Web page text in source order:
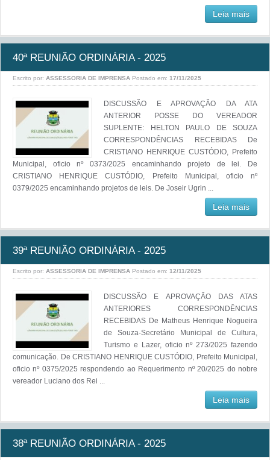
Leia mais
40ª REUNIÃO ORDINÁRIA - 2025
Escrito por: ASSESSORIA DE IMPRENSA Postado em: 17/11/2025
DISCUSSÃO E APROVAÇÃO DA ATA
ANTERIOR POSSE DO VEREADOR
SUPLENTE: HELTON PAULO DE SOUZA
CORRESPONDÊNCIAS RECEBIDAS De
CRISTIANO HENRIQUE CUSTÓDIO, Prefeito
Municipal, oficio nº 0373/2025 encaminhando projeto de lei. De
CRISTIANO HENRIQUE CUSTÓDIO, Prefeito Municipal, oficio nº
0379/2025 encaminhando projetos de leis. De Joseir Ugrin ...
Leia mais
39ª REUNIÃO ORDINÁRIA - 2025
Escrito por: ASSESSORIA DE IMPRENSA Postado em: 12/11/2025
DISCUSSÃO E APROVAÇÃO DAS ATAS
ANTERIORES CORRESPONDÊNCIAS
RECEBIDAS De Matheus Henrique Nogueira
de Souza-Secretário Municipal de Cultura,
Turismo e Lazer, oficio nº 273/2025 fazendo
comunicação. De CRISTIANO HENRIQUE CUSTÓDIO, Prefeito Municipal,
oficio nº 0375/2025 respondendo ao Requerimento nº 20/2025 do nobre
vereador Luciano dos Rei ...
Leia mais
38ª REUNIÃO ORDINÁRIA - 2025